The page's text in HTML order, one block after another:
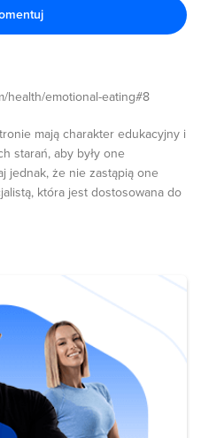
health/emotional-eating#8
mają charakter edukacyjny i
starań, aby były one
jednak, że nie zastąpią one
która jest dostosowana do